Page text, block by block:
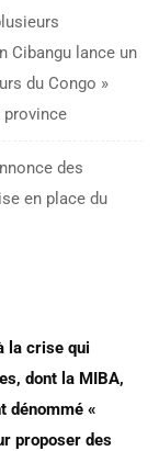
Cibangu lance un
du Congo »
province
des
en place du
la crise qui
dont la MIBA,
dénommé «
proposer des